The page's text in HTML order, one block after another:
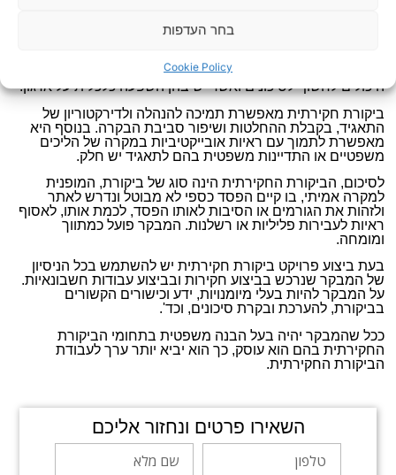
בחר העדפות
Cookie Policy
מנת להשיג עדויות להתרחשות הונאה או תהליכים פוטנציאליים
היכולים לחשוף לסיכונים ואשר יש בהן השפעה כלכלית על ארגון.
ביקורת חקירתית מאפשרת תמיכה להנהלה ולדירקטוריון של
התאגיד, בקבלת ההחלטות ושיפור סביבת הבקרה. בנוסף היא
מאפשרת לתמוך עם ראיות אובייקטיביות במקרה של הליכים
משפטיים או התדיינות משפטית בהם לתאגיד יש חלק.
לסיכום, הביקורת החקירתית הינה סוג של ביקורת, המופנית
למקרה אמיתי, בו קיים הפסד כספי לא מבוטל ונדרש לאתר
ולזהות את הגורמים או הסיבות לאותו הפסד, לכמת אותו, לאסוף
ראיות לעבירות פליליות או רשלנות. המבקר פועל כמתווך
ומומחה.
בעת ביצוע פרויקט ביקורת חקירתית יש להשתמש בכל הניסיון
של המבקר שנרכש בביצוע חקירות ובביצוע עבודות חשבונאיות.
על המבקר להיות בעלי מיומנויות, ידע וכישורים הקשורים
בביקורת, להערכת ובקרת סיכונים, וכד'.
ככל שהמבקר יהיה בעל הבנה משפטית בתחומי הביקורת
החקירתית בהם הוא עוסק, כך הוא יביא יותר ערך לעבודת
הביקורת החקירתית.
השאירו פרטים ונחזור אליכם